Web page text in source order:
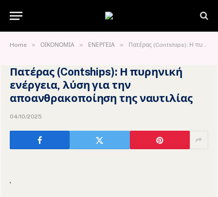
Home » ΟΙΚΟΝΟΜΙΑ » ΕΝΕΡΓΕΙΑ » Πατέρας (Contships): Η πυρηνική ενέργεια, λύση για την αποανθρακοποίηση της ναυτιλίας
Πατέρας (Contships): Η πυρηνική
ενέργεια, λύση για την
αποανθρακοποίηση της ναυτιλίας
04/10/2025
,